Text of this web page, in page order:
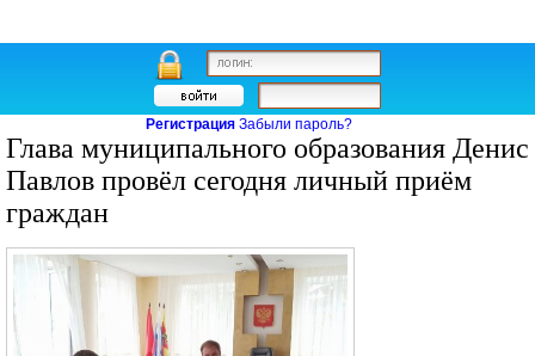
Регистрация Забыли пароль?
Глава муниципального образования Денис
Павлов провёл сегодня личный приём
граждан